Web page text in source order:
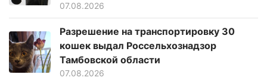
07.08.2026
Разрешение на транспортировку 30
кошек выдал Россельхознадзор
Тамбовской области
07.08.2026